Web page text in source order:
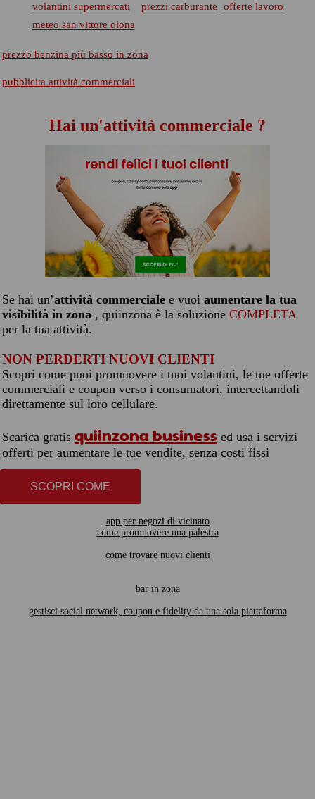
volantini supermercati prezzi carburante
offerte lavoro
meteo san vittore olona
prezzo benzina più basso in zona
pubblicita attività commerciali
Hai un'attività commerciale ?
Se hai un’attività commerciale e vuoi aumentare la tua
visibilità in zona , quiinzona è la soluzione COMPLETA
per la tua attività.
NON PERDERTI NUOVI CLIENTI
Scopri come puoi promuovere i tuoi volantini, le tue offerte
commerciali e coupon verso i consumatori, intercettandoli
direttamente sul loro cellulare.
Scarica gratis quiinzona business ed usa i servizi
offerti per aumentare le tue vendite, senza costi fissi
SCOPRI COME
app per negozi di vicinato
come promuovere una palestra
come trovare nuovi clienti
bar in zona
gestisci social network, coupon e fidelity da una sola piattaforma